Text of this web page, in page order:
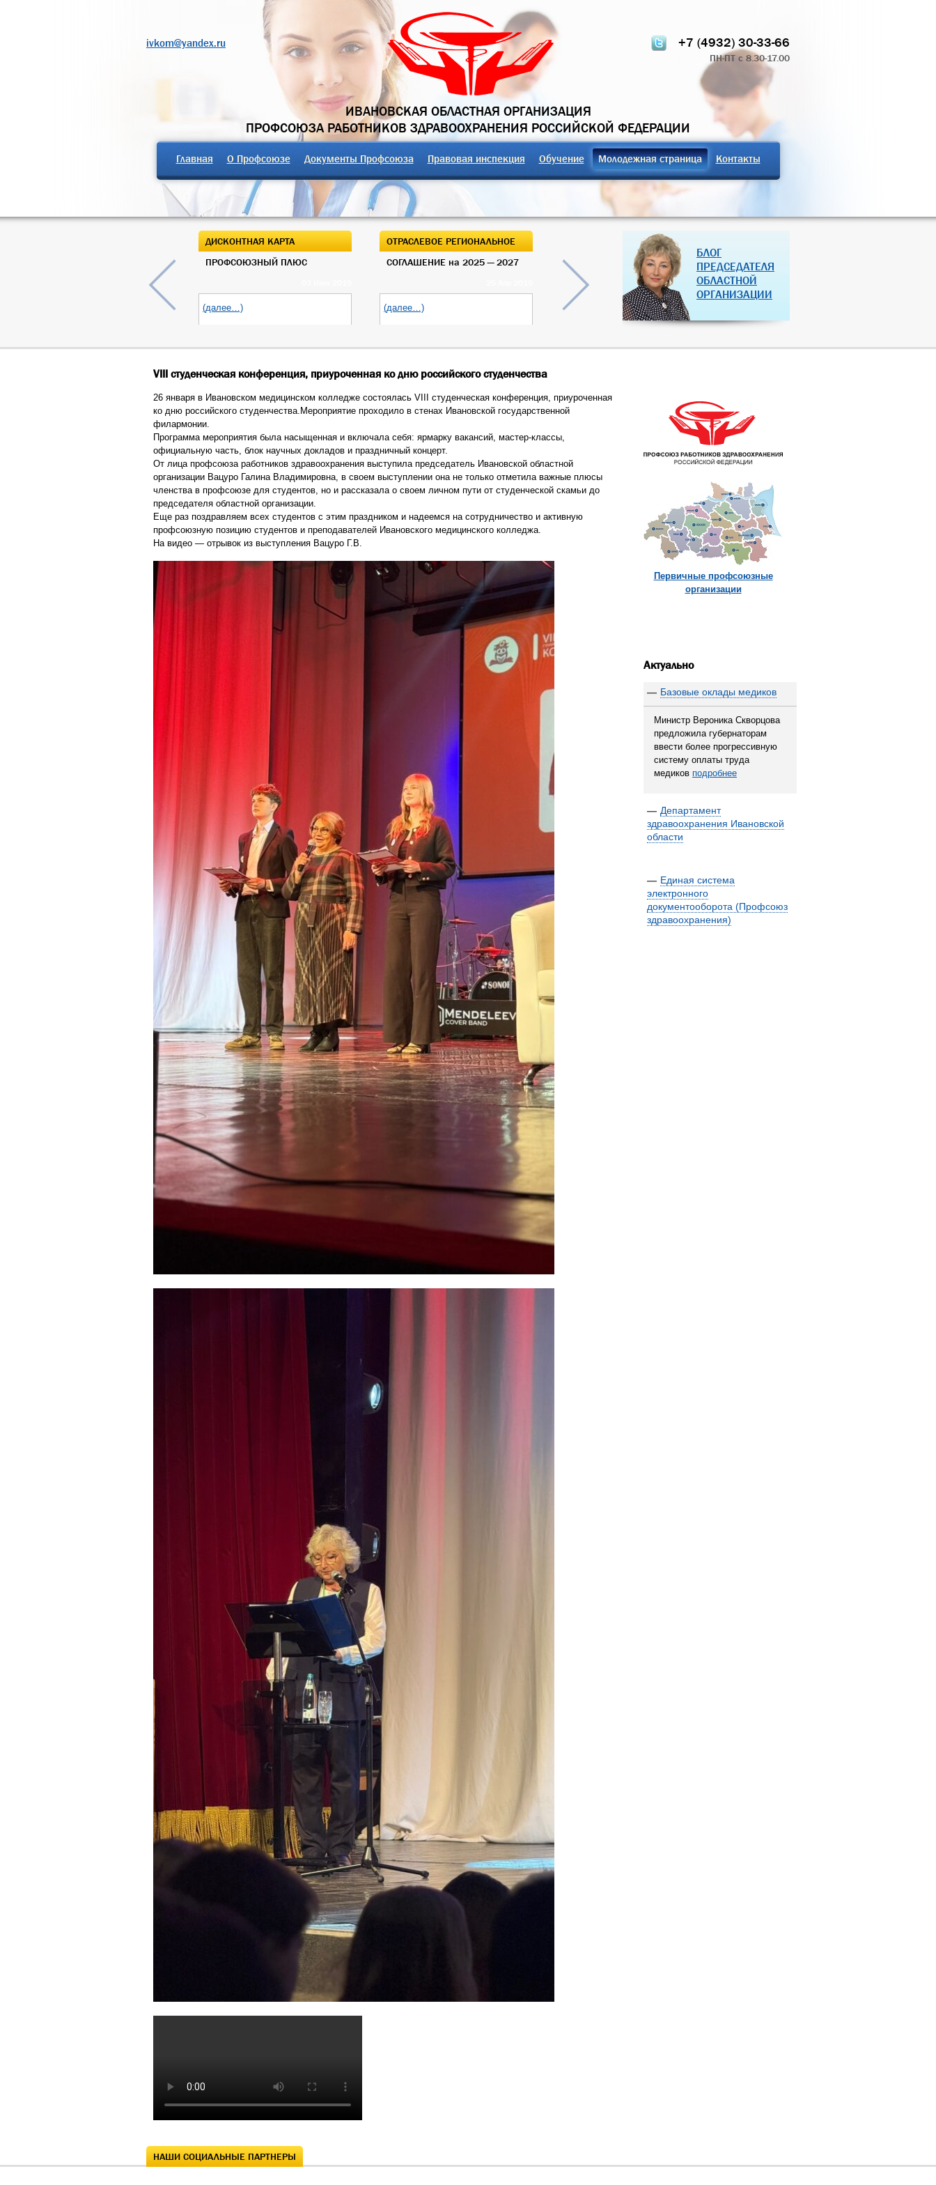
ivkom@yandex.ru +7 (4932) 30-33-66
ПН-ПТ с 8.30-17.00
ИВАНОВСКАЯ ОБЛАСТНАЯ ОРГАНИЗАЦИЯ
ПРОФСОЮЗА РАБОТНИКОВ ЗДРАВООХРАНЕНИЯ РОССИЙСКОЙ ФЕДЕРАЦИИ
Главная О Профсоюзе Документы Профсоюза Правовая инспекция Обучение Молодежная страница Контакты
ДИСКОНТНАЯ КАРТА
ПРОФСОЮЗНЫЙ ПЛЮС
(далее…)
ОТРАСЛЕВОЕ РЕГИОНАЛЬНОЕ
СОГЛАШЕНИЕ на 2025 — 2027
(далее…)
ОТКРЫТЫЙ ОТЧЁТ О РАБОТЕ
ОБЛАСТНОГО КОМИТЕТА 2024
07 Дек 2018
(далее…)
РОССИЙСКОЙ ФЕДЕРАЦИИ
БЛОГ
ПРЕДСЕДАТЕЛЯ
ОБЛАСТНОЙ
ОРГАНИЗАЦИИ
VIII студенческая конференция, приуроченная ко дню российского студенчества
26 января в Ивановском медицинском колледже состоялась VIII студенческая конференция, приуроченная
ко дню российского студенчества.Мероприятие проходило в стенах Ивановской государственной
филармонии.
Программа мероприятия была насыщенная и включала себя: ярмарку вакансий, мастер-классы,
официальную часть, блок научных докладов и праздничный концерт.
От лица профсоюза работников здравоохранения выступила председатель Ивановской областной
организации Вацуро Галина Владимировна, в своем выступлении она не только отметила важные плюсы
членства в профсоюзе для студентов, но и рассказала о своем личном пути от студенческой скамьи до
председателя областной организации.
Еще раз поздравляем всех студентов с этим праздником и надеемся на сотрудничество и активную
профсоюзную позицию студентов и преподавателей Ивановского медицинского колледжа.
На видео — отрывок из выступления Вацуро Г.В.
Первичные профсоюзные
организации
Актуально
— Базовые оклады медиков
Министр Вероника Скворцова
предложила губернаторам
ввести более прогрессивную
систему оплаты труда
медиков подробнее
— Департамент
здравоохранения Ивановской
области
— Единая система
электронного
документооборота (Профсоюз
здравоохранения)
НАШИ СОЦИАЛЬНЫЕ ПАРТНЕРЫ